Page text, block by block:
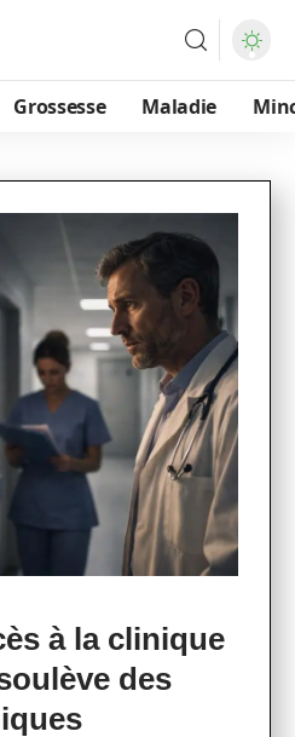
Grossesse Maladie
à la clinique
des